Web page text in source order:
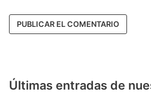
Últimas entradas de